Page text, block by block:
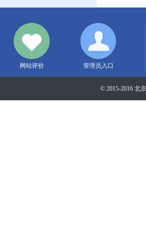
网站评价 管理员入口
© 2015-2016